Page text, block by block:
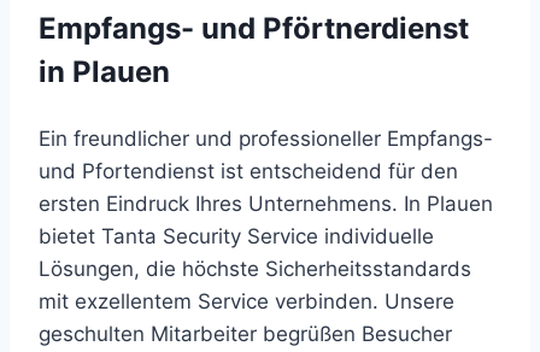
Empfangs- und Pförtnerdienst
in Plauen
Ein freundlicher und professioneller Empfangs-
und Pfortendienst ist entscheidend für den
ersten Eindruck Ihres Unternehmens. In Plauen
bietet Tanta Security Service individuelle
Lösungen, die höchste Sicherheitsstandards
mit exzellentem Service verbinden. Unsere
geschulten Mitarbeiter begrüßen Besucher